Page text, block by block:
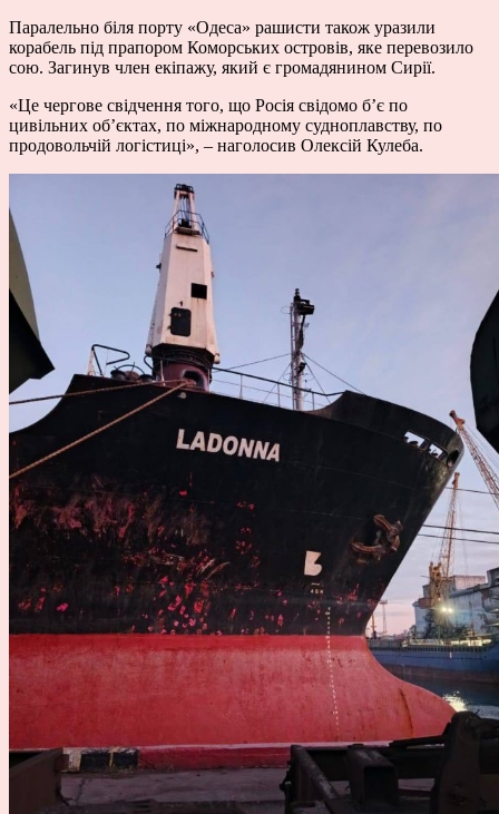
Паралельно біля порту «Одеса» рашисти також уразили
корабель під прапором Коморських островів, яке перевозило
сою. Загинув член екіпажу, який є громадянином Сирії.
«Це чергове свідчення того, що Росія свідомо б’є по
цивільних об’єктах, по міжнародному судноплавству, по
продовольчій логістиці», – наголосив Олексій Кулеба.